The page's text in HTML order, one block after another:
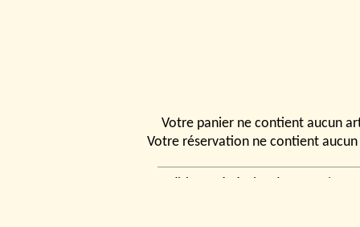
Votre panier ne contient aucun
Votre réservation ne contient